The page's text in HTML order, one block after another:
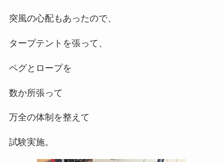
突風の心配もあったので、
タープテントを張って、
ペグとロープを
数か所張って
万全の体制を整えて
試験実施。